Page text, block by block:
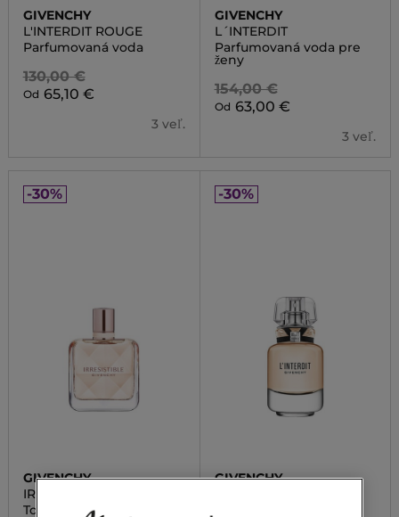
GIVENCHY
L'INTERDIT ROUGE
Parfumovaná voda
130,00 €
Od 65,10 €
3 veľ.
GIVENCHY
L´INTERDIT
Parfumovaná voda pre
ženy
154,00 €
Od 63,00 €
3 veľ.
-30%
GIVENCHY
IRRESISTABLE FRAICHE
Toaletná voda
-30%
GIVENCHY